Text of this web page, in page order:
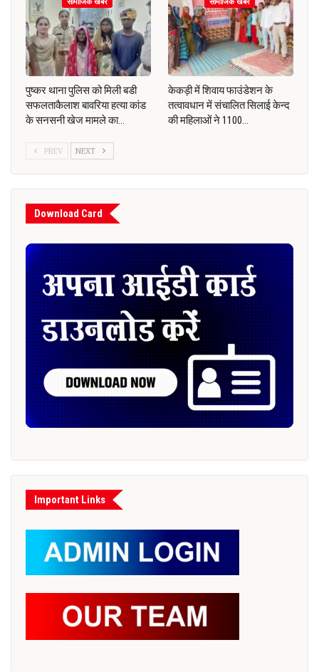
सामाजिक खबरें
पुष्कर थाना पुलिस को मिली बडी
सफलताकैलाश बावरिया हत्या कांड
के सनसनी खेज मामले का…
सामाजिक खबरें
केकड़ी में शिवाय फाउंडेशन के
तत्वावधान में संचालित सिलाई केन्द
की महिलाओं ने 1100…
PREV NEXT
Download Card
Important Links